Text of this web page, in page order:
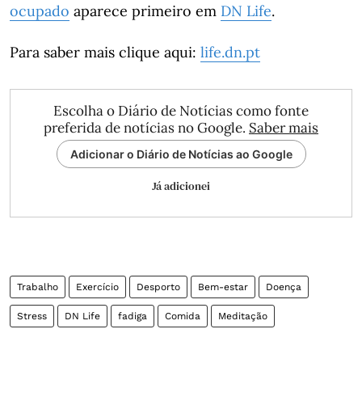
ocupado aparece primeiro em DN Life.
Para saber mais clique aqui: life.dn.pt
Escolha o Diário de Notícias como fonte
preferida de notícias no Google. Saber mais
Adicionar o Diário de Notícias ao Google
Já adicionei
Trabalho Exercício Desporto Bem-estar Doença
Stress DN Life fadiga Comida Meditação